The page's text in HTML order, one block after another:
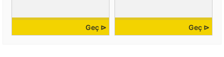
Geç ⊳ Geç ⊳